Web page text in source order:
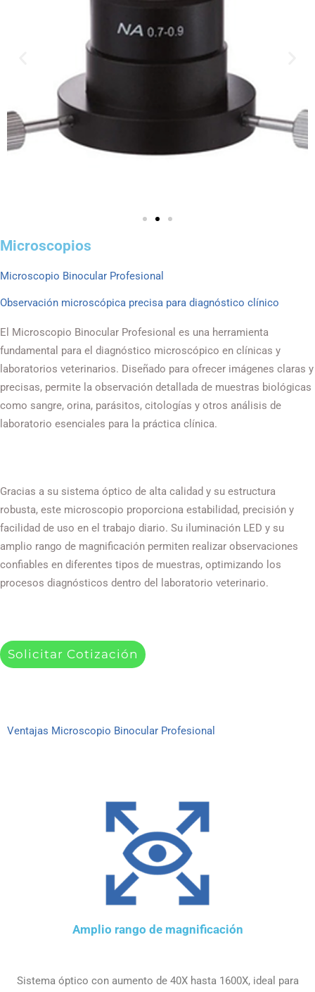
Microscopios
Microscopio Binocular Profesional
Observación microscópica precisa para diagnóstico clínico
El Microscopio Binocular Profesional es una herramienta
fundamental para el diagnóstico microscópico en clínicas y
laboratorios veterinarios. Diseñado para ofrecer imágenes claras y
precisas, permite la observación detallada de muestras biológicas
como sangre, orina, parásitos, citologías y otros análisis de
laboratorio esenciales para la práctica clínica.
Gracias a su sistema óptico de alta calidad y su estructura
robusta, este microscopio proporciona estabilidad, precisión y
facilidad de uso en el trabajo diario. Su iluminación LED y su
amplio rango de magnificación permiten realizar observaciones
confiables en diferentes tipos de muestras, optimizando los
procesos diagnósticos dentro del laboratorio veterinario.
Solicitar Cotización
Ventajas Microscopio Binocular Profesional
Amplio rango de magnificación
Sistema óptico con aumento de 40X hasta 1600X, ideal para